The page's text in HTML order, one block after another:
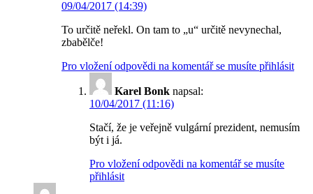
09/04/2017 (14:39)
To určitě neřekl. On tam to „u“ určitě nevynechal,
zbabělče!
Pro vložení odpovědi na komentář se musíte přihlásit
Karel Bonk napsal:
10/04/2017 (11:16)
Stačí, že je veřejně vulgární prezident, nemusím
být i já.
Pro vložení odpovědi na komentář se musíte
přihlásit